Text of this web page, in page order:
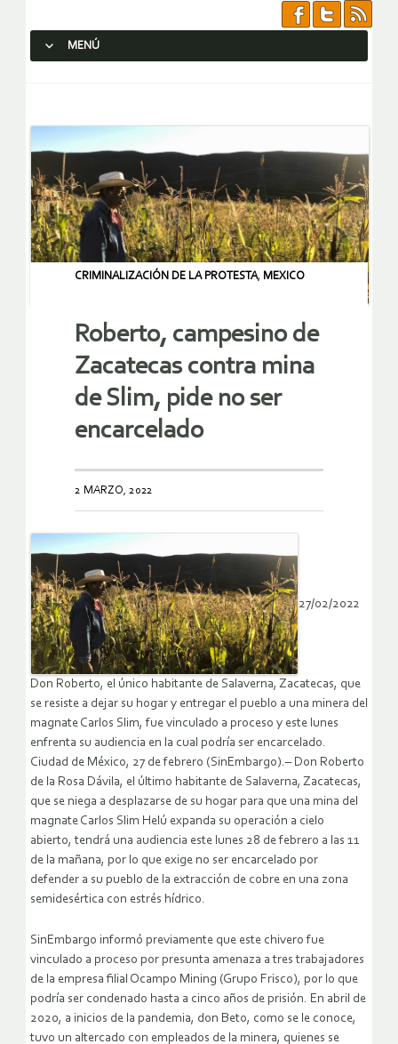
MENÚ
CRIMINALIZACIÓN DE LA PROTESTA, MEXICO
Roberto, campesino de
Zacatecas contra mina
de Slim, pide no ser
encarcelado
2 MARZO, 2022
27/02/2022
Don Roberto, el único habitante de Salaverna, Zacatecas, que
se resiste a dejar su hogar y entregar el pueblo a una minera del
magnate Carlos Slim, fue vinculado a proceso y este lunes
enfrenta su audiencia en la cual podría ser encarcelado.
Ciudad de México, 27 de febrero (SinEmbargo).– Don Roberto
de la Rosa Dávila, el último habitante de Salaverna, Zacatecas,
que se niega a desplazarse de su hogar para que una mina del
magnate Carlos Slim Helú expanda su operación a cielo
abierto, tendrá una audiencia este lunes 28 de febrero a las 11
de la mañana, por lo que exige no ser encarcelado por
defender a su pueblo de la extracción de cobre en una zona
semidesértica con estrés hídrico.
SinEmbargo informó previamente que este chivero fue
vinculado a proceso por presunta amenaza a tres trabajadores
de la empresa filial Ocampo Mining (Grupo Frisco), por lo que
podría ser condenado hasta a cinco años de prisión. En abril de
2020, a inicios de la pandemia, don Beto, como se le conoce,
tuvo un altercado con empleados de la minera, quienes se